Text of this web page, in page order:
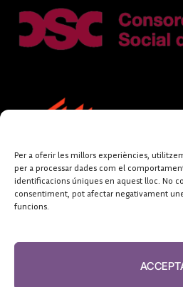
Per a oferir les millors experiències,
per a processar dades com el
identificacions úniques en aquest lloc. No
consentiment, pot afectar negativament
funcions.
FUNDACIÓ